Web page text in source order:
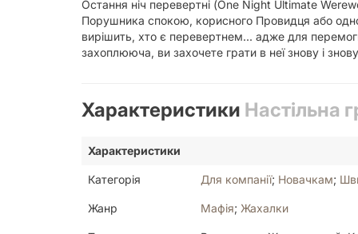
Остання ніч перевертні (One Night Ultimate
Порушника спокою, корисного Провидця або
вирішить, хто є перевертнем... адже для
захоплююча, ви захочете грати в неї знову і
Характеристики Настільна
Характеристики
Категорія Для компанії; Новачкам;
Жанр Мафія; Жахалки